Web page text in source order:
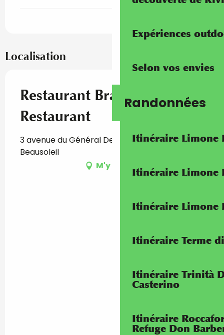
Expériences
Selon vos envies
Randonnées
Itinéraire Limone
Itinéraire Limone
Itinéraire Limone
Itinéraire Terme
Itinéraire Trinità
Casterino
Itinéraire
Refuge Don
Localisation
Restaurant Braza's
Restaurant
3 avenue du Général De Gaulle, 06240
Beausoleil
M'y rendre